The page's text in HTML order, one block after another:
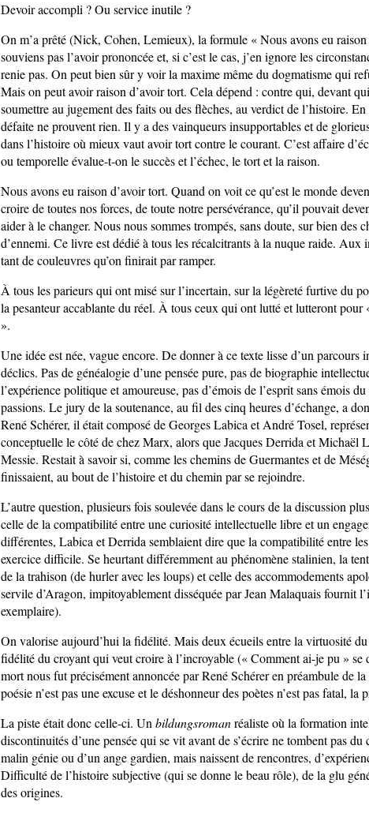
Devoir accompli ? Ou service inutile ?
On m’a prêté (Nick, Cohen, Lemieux), la formule « Nous avons eu raison
souviens pas l’avoir prononcée et, si c’est le cas, j’en ignore les
renie pas. On peut bien sûr y voir la maxime même du dogmatisme qui
Mais on peut avoir raison d’avoir tort. Cela dépend : contre qui, devant
soumettre au jugement des faits ou des flèches, au verdict de l’histoire.
défaite ne prouvent rien. Il y a des vainqueurs insupportables et de
dans l’histoire où mieux vaut avoir tort contre le courant. C’est affaire
ou temporelle évalue-t-on le succès et l’échec, le tort et la raison.
Nous avons eu raison d’avoir tort. Quand on voit ce qu’est le monde
croire de toutes nos forces, de toute notre persévérance, qu’il pouvait
aider à le changer. Nous nous sommes trompés, sans doute, sur bien des
d’ennemi. Ce livre est dédié à tous les récalcitrants à la nuque raide. Aux
tant de couleuvres qu’on finirait par ramper.
À tous les parieurs qui ont misé sur l’incertain, sur la légèreté furtive du
la pesanteur accablante du réel. À tous ceux qui ont lutté et lutteront pour
».
Une idée est née, vague encore. De donner à ce texte lisse d’un parcours
déclics. Pas de généalogie d’une pensée pure, pas de biographie
l’expérience politique et amoureuse, pas d’émois de l’esprit sans émois
passions. Le jury de la soutenance, au fil des cinq heures d’échange, a
René Schérer, il était composé de Georges Labica et André Tosel,
conceptuelle le côté de chez Marx, alors que Jacques Derrida et Michaël
Messie. Restait à savoir si, comme les chemins de Guermantes et de
finissaient, au bout de l’histoire et du chemin par se rejoindre.
L’autre question, plusieurs fois soulevée dans le cours de la discussion
celle de la compatibilité entre une curiosité intellectuelle libre et un
différentes, Labica et Derrida semblaient dire que la compatibilité entre
exercice difficile. Se heurtant différemment au phénomène stalinien, la
de la trahison (de hurler avec les loups) et celle des accommodements
servile d’Aragon, impitoyablement disséquée par Jean Malaquais fournit
exemplaire).
On valorise aujourd’hui la fidélité. Mais deux écueils entre la virtuosité du
fidélité du croyant qui veut croire à l’incroyable (« Comment ai-je pu » se
mort nous fut précisément annoncée par René Schérer en préambule de
poésie n’est pas une excuse et le déshonneur des poètes n’est pas fatal, la
La piste était donc celle-ci. Un bildungsromanréaliste où la formation
discontinuités d’une pensée qui se vit avant de s’écrire ne tombent pas du
malin génie ou d’un ange gardien, mais naissent de rencontres,
Difficulté de l’histoire subjective (qui se donne le beau rôle), de la glu
des origines.